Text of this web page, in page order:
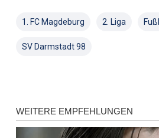
1. FC Magdeburg 2. Liga
SV Darmstadt 98